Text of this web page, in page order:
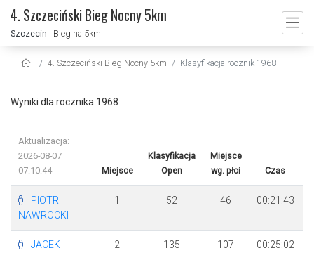
4. Szczeciński Bieg Nocny 5km
Szczecin · Bieg na 5km
4. Szczeciński Bieg Nocny 5km Klasyfikacja rocznik 1968
Wyniki dla rocznika 1968
Aktualizacja:
2026-08-07
07:10:44
Miejsce
Klasyfikacja
Open
Miejsce
wg. płci
Czas
PIOTR
NAWROCKI
1 52 46 00:21:43
JACEK
2 135 107 00:25:02